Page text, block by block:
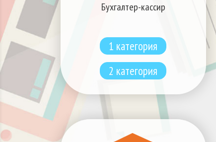
Бухгалтер-кассир
1 категория
2 категория